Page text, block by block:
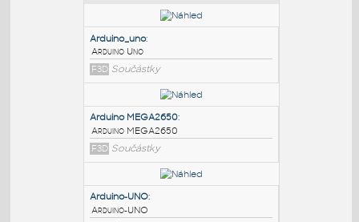
PODOBNÉ BLOKY
Arduino_uno:
Arduino Uno
F3D Součástky